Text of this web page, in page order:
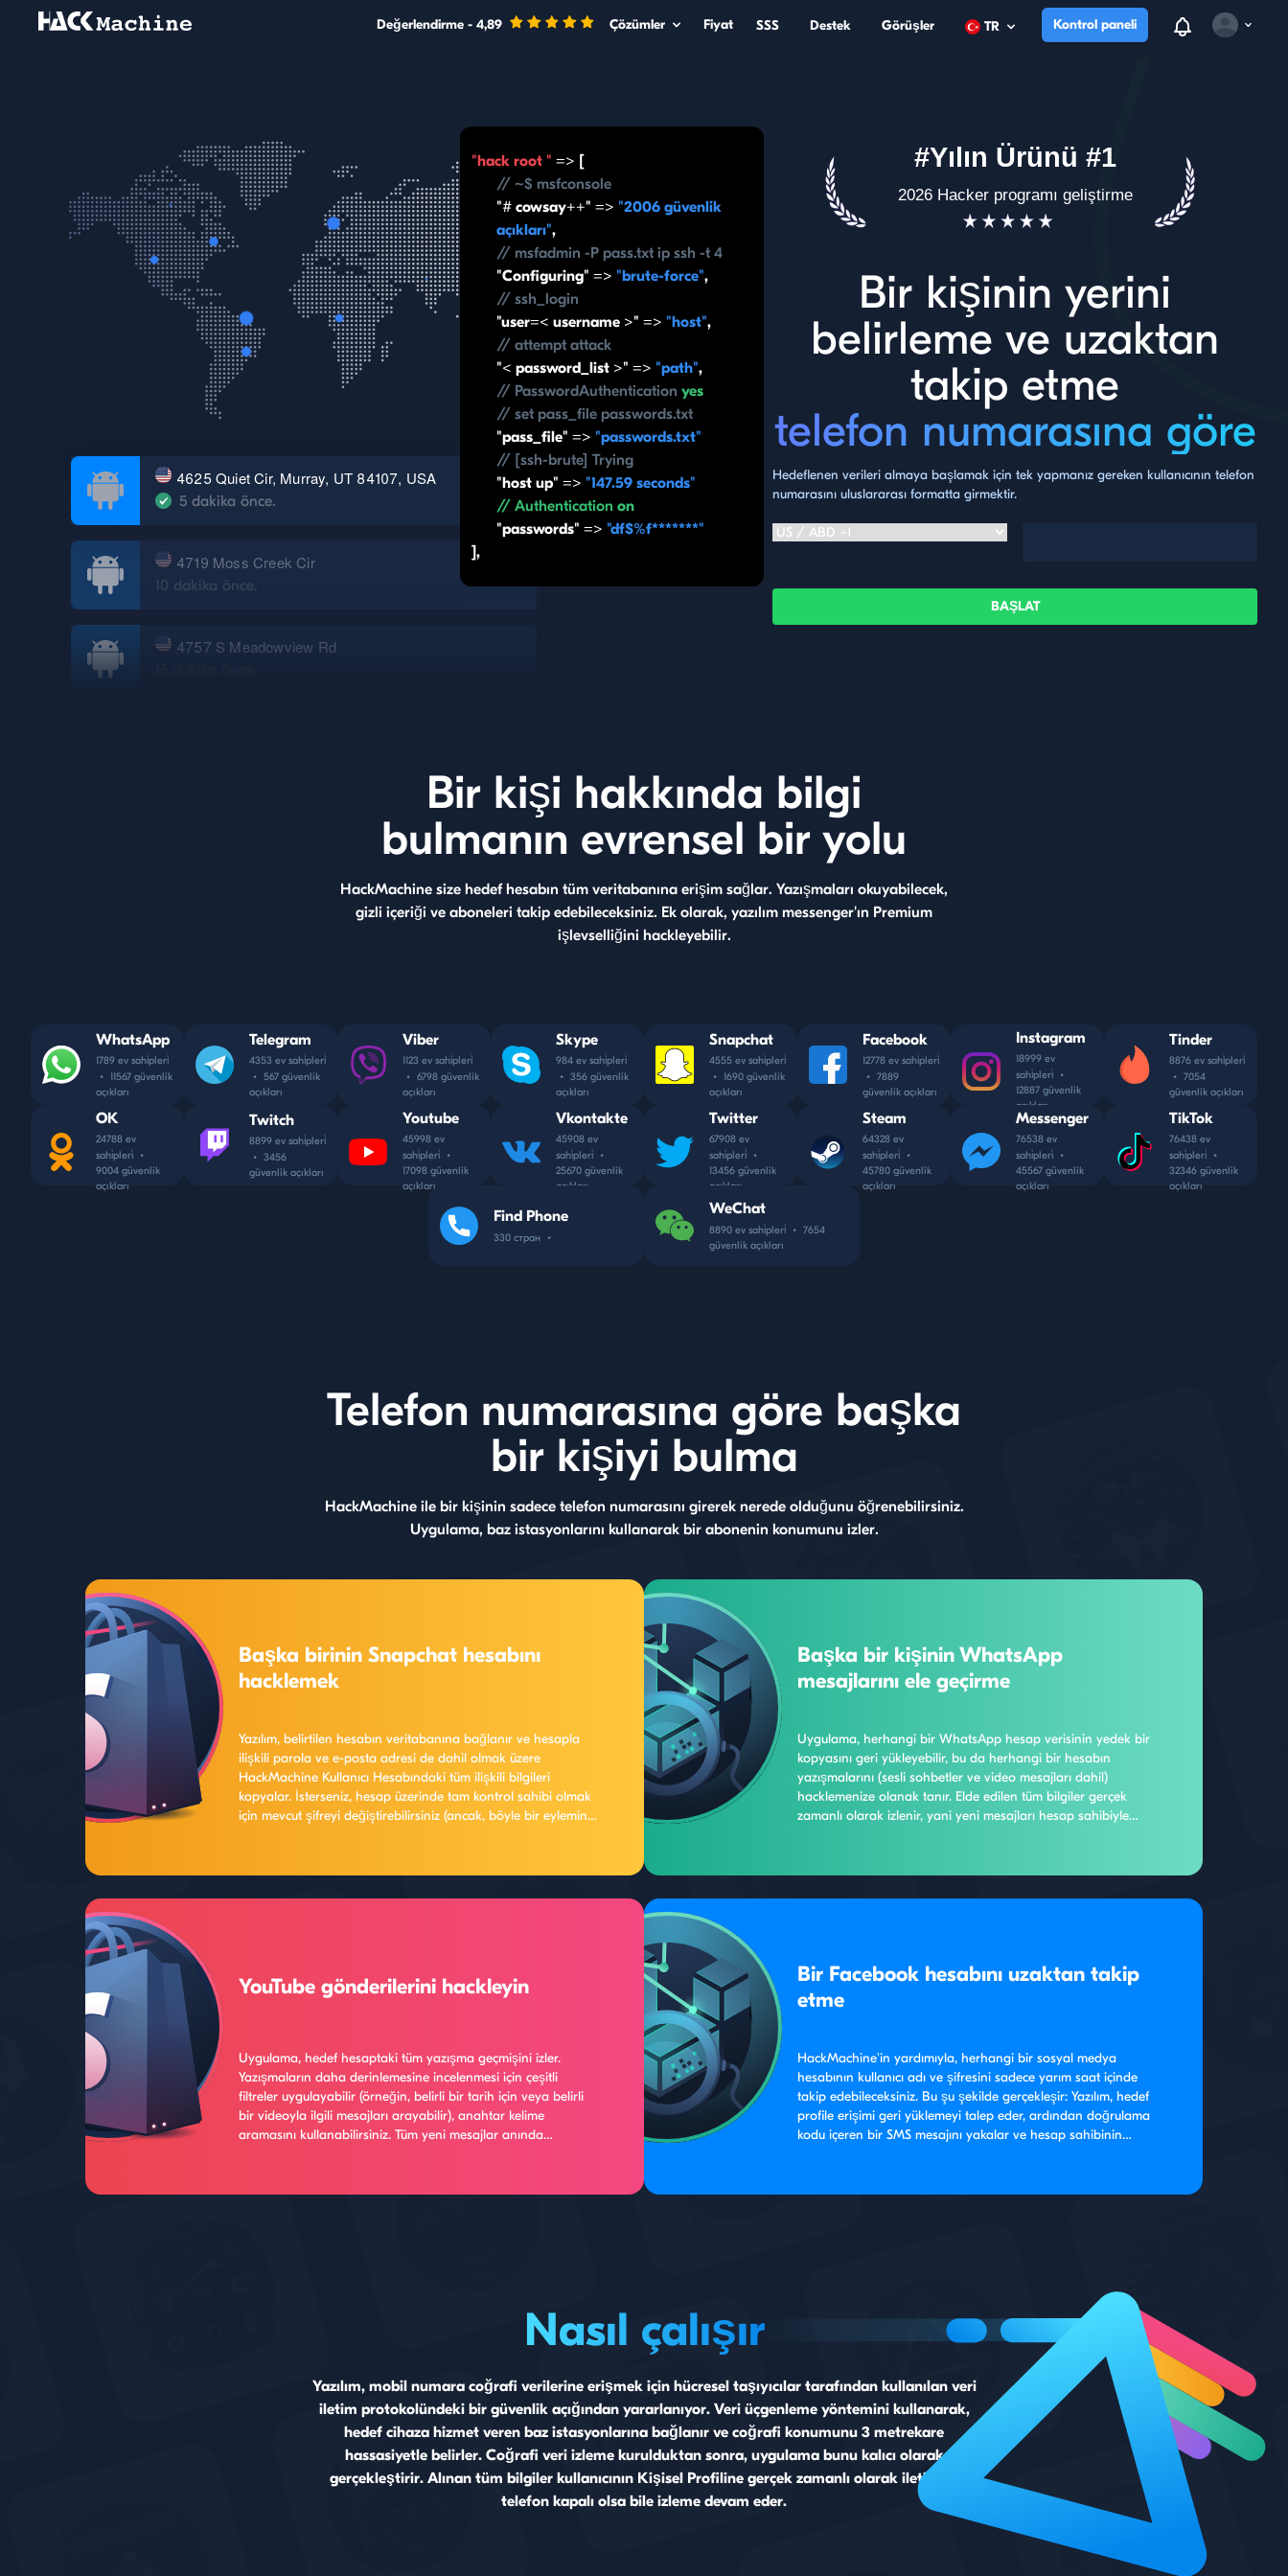
Değerlendirme - 4,89 Çözümler Fiyat SSS Destek Görüşler TR Kontrol paneli
View
Open user
4719 Moss Creek Cir
10 dakika önce.
4757 S Meadowview Rd
4625 Quiet Cir, Murray, UT 84107, USA
5 dakika önce.
"hack root " => [
// ~$ msfconsole
"# cowsay++" => "2006 güvenlik
açıkları",
// msfadmin -P pass.txt ip ssh -t 4
"Configuring" => "brute-force",
// ssh_login
"user=< username >" => "host",
// attempt attack
"< password_list >" => "path",
// PasswordAuthentication yes
// set pass_file passwords.txt
"pass_file" => "passwords.txt"
// [ssh-brute] Trying
"host up" => "147.59 seconds"
// Authentication on
"passwords" => "df$%f*******"
],
#Yılın Ürünü #1
2026 Hacker programı geliştirme
Bir kişinin yerini
belirleme ve uzaktan
takip etme
telefon numarasına göre
Hedeflenen verileri almaya başlamak için tek yapmanız gereken kullanıcının telefon
numarasını uluslararası formatta girmektir.
BAŞLAT
Bir kişi hakkında bilgi
bulmanın evrensel bir yolu
HackMachine size hedef hesabın tüm veritabanına erişim sağlar. Yazışmaları okuyabilecek,
gizli içeriği ve aboneleri takip edebileceksiniz. Ek olarak, yazılım messenger'ın Premium
işlevselliğini hackleyebilir.
WhatsApp
1789 ev sahi̇pleri̇
•
11567 güvenlik
açıkları
Telegram
4353 ev sahi̇pleri̇
• 567 güvenlik
açıkları
Viber
1123 ev sahi̇pleri̇
• 6798 güvenlik
açıkları
Skype
984 ev sahi̇pleri̇
• 356 güvenlik
açıkları
Snapchat
4555 ev sahi̇pleri̇
•
1690 güvenlik
açıkları
Facebook
12778 ev sahi̇pleri̇
• 7889
güvenlik açıkları
Instagram
18999 ev
sahi̇pleri̇
•
12887 güvenlik
açıkları
Tinder
8876 ev sahi̇pleri̇
• 7054
güvenlik açıkları
OK
24788 ev
sahi̇pleri̇
•
9004 güvenlik
açıkları
Twitch
8899 ev sahi̇pleri̇
• 3456
güvenlik açıkları
Youtube
45998 ev
sahi̇pleri̇
•
17098 güvenlik
açıkları
Vkontakte
45908 ev
sahi̇pleri̇
•
25670 güvenlik
açıkları
Twitter
67908 ev
sahi̇pleri̇
•
13456 güvenlik
açıkları
Steam
64328 ev
sahi̇pleri̇
•
45780 güvenlik
açıkları
Messenger
76538 ev
sahi̇pleri̇
•
45567 güvenlik
açıkları
TikTok
76438 ev
sahi̇pleri̇
•
32346 güvenlik
açıkları
Find Phone
330 стран •
WeChat
8890 ev sahi̇pleri̇ • 7654
güvenlik açıkları
Telefon numarasına göre başka
bir kişiyi bulma
HackMachine ile bir kişinin sadece telefon numarasını girerek nerede olduğunu öğrenebilirsiniz.
Uygulama, baz istasyonlarını kullanarak bir abonenin konumunu izler.
Başka birinin Snapchat hesabını
hacklemek
Yazılım, belirtilen hesabın veritabanına bağlanır ve hesapla
ilişkili parola ve e-posta adresi de dahil olmak üzere
HackMachine Kullanıcı Hesabındaki tüm ilişkili bilgileri
kopyalar. İsterseniz, hesap üzerinde tam kontrol sahibi olmak
için mevcut şifreyi değiştirebilirsiniz (ancak, böyle bir eylemin
Başka bir kişinin WhatsApp
mesajlarını ele geçirme
Uygulama, herhangi bir WhatsApp hesap verisinin yedek bir
kopyasını geri yükleyebilir, bu da herhangi bir hesabın
yazışmalarını (sesli sohbetler ve video mesajları dahil)
hacklemenize olanak tanır. Elde edilen tüm bilgiler gerçek
zamanlı olarak izlenir, yani yeni mesajları hesap sahibiyle
bilgilendirecektir.
YouTube gönderilerini hackleyin
Uygulama, hedef hesaptaki tüm yazışma geçmişini izler.
Yazışmaların daha derinlemesine incelenmesi için çeşitli
filtreler uygulayabilir (örneğin, belirli bir tarih için veya belirli
bir videoyla ilgili mesajları arayabilir), anahtar kelime
aramasını kullanabilirsiniz. Tüm yeni mesajlar anında
Bir Facebook hesabını uzaktan takip
etme
HackMachine'in yardımıyla, herhangi bir sosyal medya
hesabının kullanıcı adı ve şifresini sadece yarım saat içinde
takip edebileceksiniz. Bu şu şekilde gerçekleşir: Yazılım, hedef
profile erişimi geri yüklemeyi talep eder, ardından doğrulama
kodu içeren bir SMS mesajını yakalar ve hesap sahibinin
Ardından veritabanının tüm içeriği, yetkilendirme verileri de
Nasıl çalışır
Yazılım, mobil numara coğrafi verilerine erişmek için hücresel taşıyıcılar tarafından kullanılan veri
iletim protokolündeki bir güvenlik açığından yararlanıyor. Veri üçgenleme yöntemini kullanarak,
hedef cihaza hizmet veren baz istasyonlarına bağlanır ve coğrafi konumunu 3 metrekare
hassasiyetle belirler. Coğrafi veri izleme kurulduktan sonra, uygulama bunu kalıcı olarak
gerçekleştirir. Alınan tüm bilgiler kullanıcının Kişisel Profiline gerçek zamanlı olarak iletilir ve
telefon kapalı olsa bile izleme devam eder.